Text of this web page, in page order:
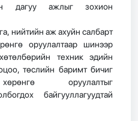
дагуу ажлыг зохион
нийтийн аж ахуйн салбарт
оруулалтаар шинээр
техник эдийн
төслийн баримт бичиг
оруулалтыг
байгууллагуудтай